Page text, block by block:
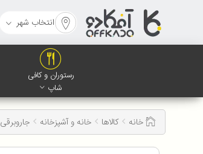
انتخاب شهر
رستوران و کافی
شاپ
خانه کالاها خانه و آشپزخانه جاروبرقی